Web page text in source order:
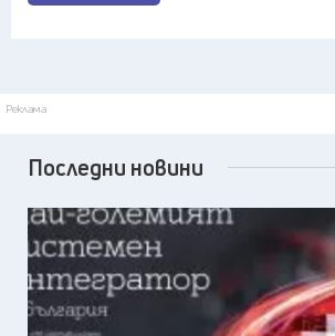
Реклама
Последни новини